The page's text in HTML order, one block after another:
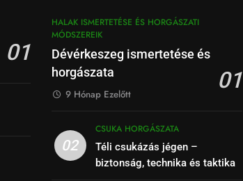
01
HALAK ISMERTETÉSE ÉS HORGÁSZATI
MÓDSZEREIK
Dévérkeszeg ismertetése és
horgászata
01
9 Hónap Ezelőtt
02
CSUKA HORGÁSZATA
Téli csukázás jégen –
biztonság, technika és taktika